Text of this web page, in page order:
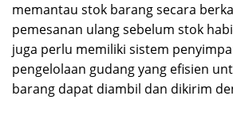
memantau stok barang secara
pemesanan ulang sebelum stok
juga perlu memiliki sistem
pengelolaan gudang yang efisien
barang dapat diambil dan dikirim